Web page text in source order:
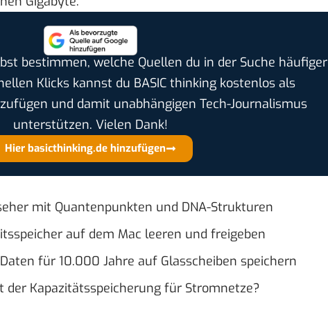
bestimmen, welche Quellen du in der Suche häufiger
Klicks kannst du BASIC thinking kostenlos als
und damit unabhängigen Tech-Journalismus
unterstützen. Vielen Dank!
Hier basicthinking.de hinzufügen
mit Quantenpunkten und DNA-Strukturen
auf dem Mac leeren und freigeben
für 10.000 Jahre auf Glasscheiben speichern
der Kapazitätsspeicherung für Stromnetze?